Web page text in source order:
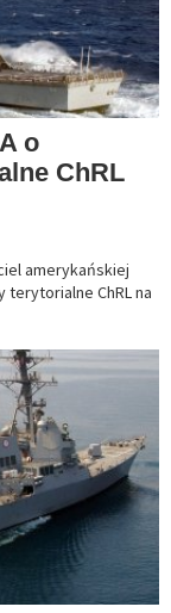
o
ChRL
amerykańskiej
terytorialne ChRL na